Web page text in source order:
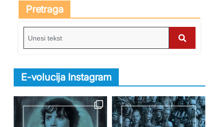
Pretraga
e
r
c
h
a
r
c
E-volucija Instagram